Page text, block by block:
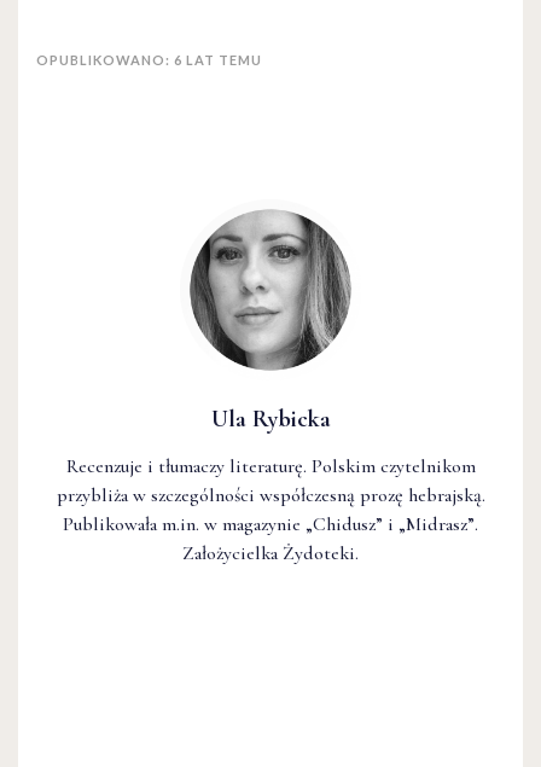
Ula Rybicka
Recenzuje i tłumaczy literaturę. Polskim czytelnikom
przybliża w szczególności współczesną prozę hebrajską.
Publikowała m.in. w magazynie „Chidusz” i „Midrasz”.
Założycielka Żydoteki.
OPUBLIKOWANO: 6 LAT TEMU